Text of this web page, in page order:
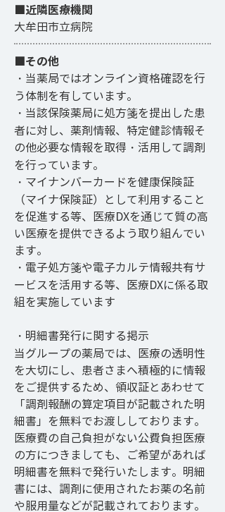
■近隣医療機関
大牟田市立病院
■その他
・当薬局ではオンライン資格確認を行
う体制を有しています。
・当該保険薬局に処方箋を提出した患
者に対し、薬剤情報、特定健診情報そ
の他必要な情報を取得・活用して調剤
を行っています。
・マイナンバーカードを健康保険証
（マイナ保険証）として利用すること
を促進する等、医療DXを通じて質の高
い医療を提供できるよう取り組んでい
ます。
・電子処方箋や電子カルテ情報共有サ
ービスを活用する等、医療DXに係る取
組を実施しています
・明細書発行に関する掲示
当グループの薬局では、医療の透明性
を大切にし、患者さまへ積極的に情報
をご提供するため、領収証とあわせて
「調剤報酬の算定項目が記載された明
細書」を無料でお渡ししております。
医療費の自己負担がない公費負担医療
の方につきましても、ご希望があれば
明細書を無料で発行いたします。明細
書には、調剤に使用されたお薬の名前
や服用量などが記載されております。